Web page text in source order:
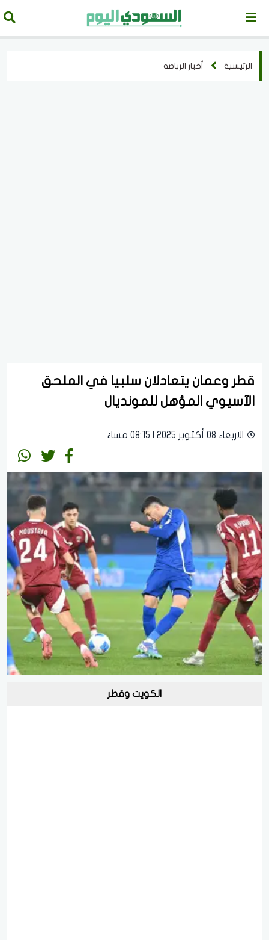
الرئيسية أخبار الرياضة
قطر وعمان يتعادلان سلبيا في الملحق
الآسيوي المؤهل للمونديال
الاربعاء 08 أكتوبر 2025 | 08:15 مساءً
الكويت وقطر